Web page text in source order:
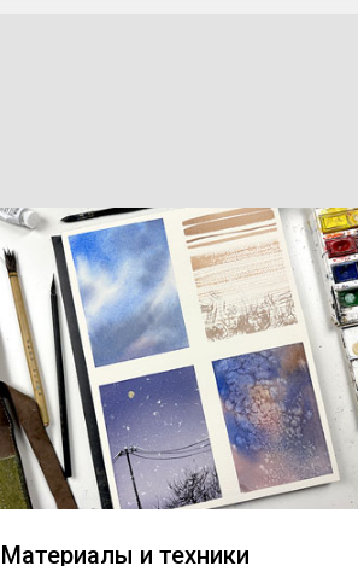
Материалы и техники